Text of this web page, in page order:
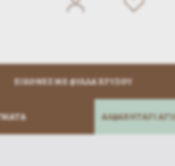
ΕΙΚΌΝΕΣ ΜΕ ΦΎΛΛΑ ΧΡΥΣΟΎ
ΑΛΦΑΒΗΤΑΡΙ